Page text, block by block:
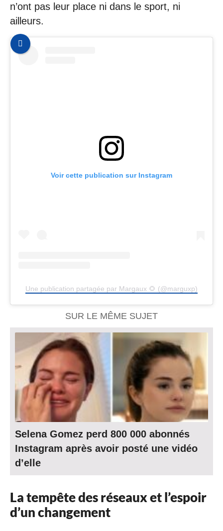
n’ont pas leur place ni dans le sport, ni
ailleurs.
Voir cette publication sur Instagram
Une publication partagée par Margaux 🌻 (@marguxp)
SUR LE MÊME SUJET
Selena Gomez perd 800 000 abonnés
Instagram après avoir posté une vidéo
d’elle
La tempête des réseaux et l’espoir
d’un changement